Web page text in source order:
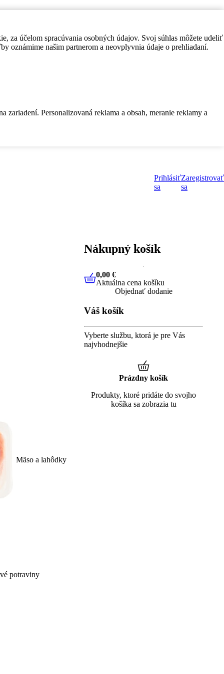
za účelom spracúvania osobných údajov. Svoj súhlas môžete udeliť
oznámime našim partnerom a neovplyvnia údaje o prehliadaní.
Personalizovaná reklama a obsah, meranie reklamy a
Prihlásiť
sa
Zaregistrovať
sa
Mäso a lahôdky
potraviny
Nákupný košík
0,00 €Aktuálna cena košíku
0,00 €
Aktuálna cena košíku
Objednať dodanie
Váš košík
Vyberte službu, ktorá je pre Vás
najvhodnejšie
Prázdny košík
Produkty, ktoré pridáte do svojho
košíka sa zobrazia tu